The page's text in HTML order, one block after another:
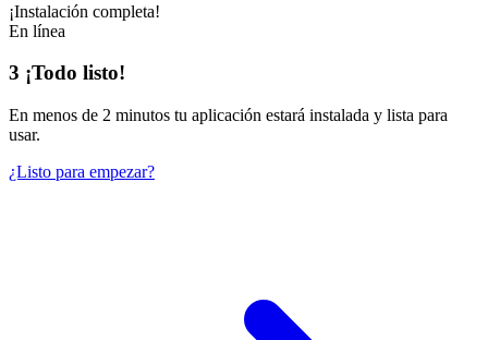
¡Instalación completa!
En línea
3 ¡Todo listo!
En menos de 2 minutos tu aplicación estará instalada y lista para
usar.
¿Listo para empezar?